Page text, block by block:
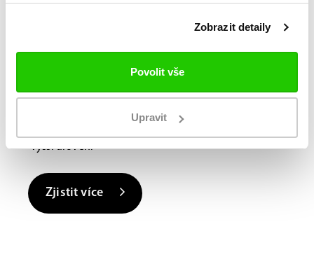
Zobrazit detaily
Povolit vše
Upravit
vašich nohou a doporučuje různé výkonnostní
prvky, které pozitivně ovlivní váš krok. Díky tomuto
vyšší úroveň.
Zjistit více